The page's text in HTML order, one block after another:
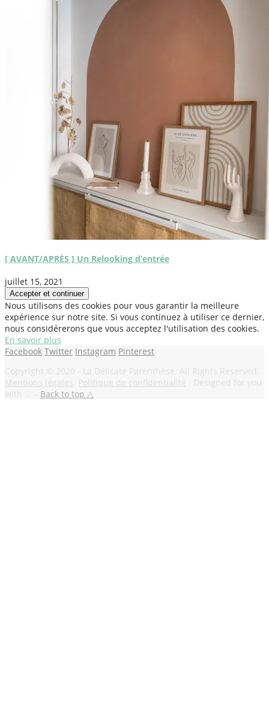
[ AVANT/APRÈS ] Un Relooking d’entrée
juillet 15, 2021
Nous utilisons des cookies pour vous garantir la meilleure
expérience sur notre site. Si vous continuez à utiliser ce dernier,
nous considérerons que vous acceptez l'utilisation des cookies.
En savoir plus
Facebook Twitter Instagram Pinterest
Copyright © 2020 - La Délicate Parenthèse. All Rights Reserved.
Mentions légales Politique de confidentialité . Designed for you
with ♡ - Back to top △